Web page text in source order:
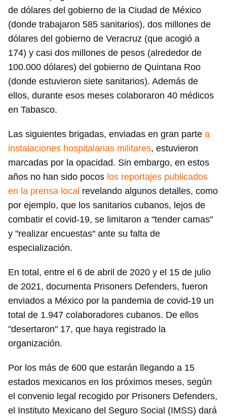
Para poder guardar como favorito, primero has de
iniciar sesión con tu cuenta de 14ymedio.
INICIAR SESIÓN CANCELAR
de dólares del gobierno de la Ciudad de México
(donde trabajaron 585 sanitarios), dos millones de
dólares del gobierno de Veracruz (que acogió a
174) y casi dos millones de pesos (alrededor de
100.000 dólares) del gobierno de Quintana Roo
(donde estuvieron siete sanitarios). Además de
ellos, durante esos meses colaboraron 40 médicos
en Tabasco.
Las siguientes brigadas, enviadas en gran parte a
instalaciones hospitalarias militares, estuvieron
marcadas por la opacidad. Sin embargo, en estos
años no han sido pocos los reportajes publicados
en la prensa local revelando algunos detalles, como
por ejemplo, que los sanitarios cubanos, lejos de
combatir el covid-19, se limitaron a "tender camas"
y "realizar encuestas" ante su falta de
especialización.
En total, entre el 6 de abril de 2020 y el 15 de julio
de 2021, documenta Prisoners Defenders, fueron
enviados a México por la pandemia de covid-19 un
total de 1.947 colaboradores cubanos. De ellos
"desertaron" 17, que haya registrado la
organización.
Por los más de 600 que estarán llegando a 15
estados mexicanos en los próximos meses, según
el convenio legal recogido por Prisoners Defenders,
el Instituto Mexicano del Seguro Social (IMSS) dará